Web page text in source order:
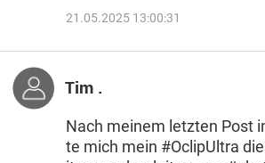
21.05.2025 13:00:31
Tim .
Nach meinem letzten Post
te mich mein #OclipUltra